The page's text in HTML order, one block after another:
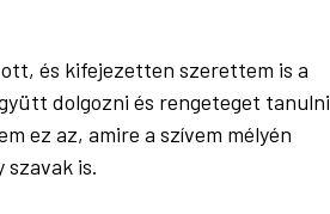
és kifejezetten szerettem is a
dolgozni és rengeteget tanulni
ez az, amire a szívem mélyén
szavak is.